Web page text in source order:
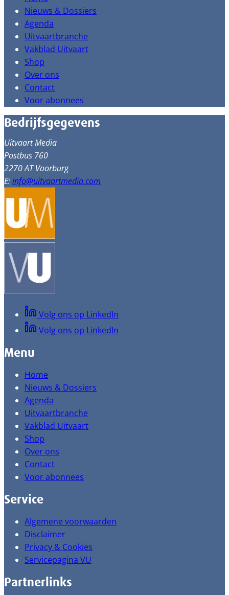
Nieuws & Dossiers
Agenda
Uitvaartbranche
Vakblad Uitvaart
Shop
Over ons
Contact
Voor abonnees
Bedrijfsgegevens
Uitvaart Media
Postbus 760
2270 AT Voorburg
E:info@uitvaartmedia.com
Volg ons op LinkedIn
Volg ons op LinkedIn
Menu
Home
Nieuws & Dossiers
Agenda
Uitvaartbranche
Vakblad Uitvaart
Shop
Over ons
Contact
Voor abonnees
Service
Algemene voorwaarden
Disclaimer
Privacy & Cookies
Servicepagina VU
Partnerlinks